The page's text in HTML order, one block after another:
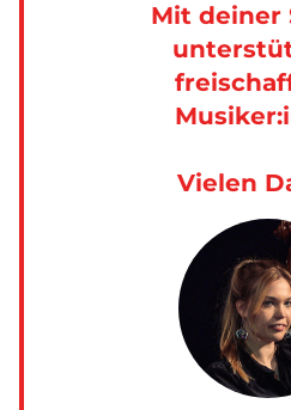
Mit deiner
Vielen